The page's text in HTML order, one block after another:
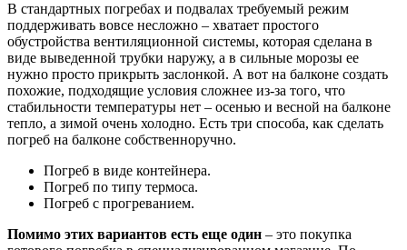
В стандартных погребах и подвалах требуемый режим
поддерживать вовсе несложно – хватает простого
обустройства вентиляционной системы, которая сделана в
виде выведенной трубки наружу, а в сильные морозы ее
нужно просто прикрыть заслонкой. А вот на балконе создать
похожие, подходящие условия сложнее из-за того, что
стабильности температуры нет – осенью и весной на балконе
тепло, а зимой очень холодно. Есть три способа, как сделать
погреб на балконе собственноручно.
Погреб в виде контейнера.
Погреб по типу термоса.
Погреб с прогреванием.
Помимо этих вариантов есть еще один – это покупка